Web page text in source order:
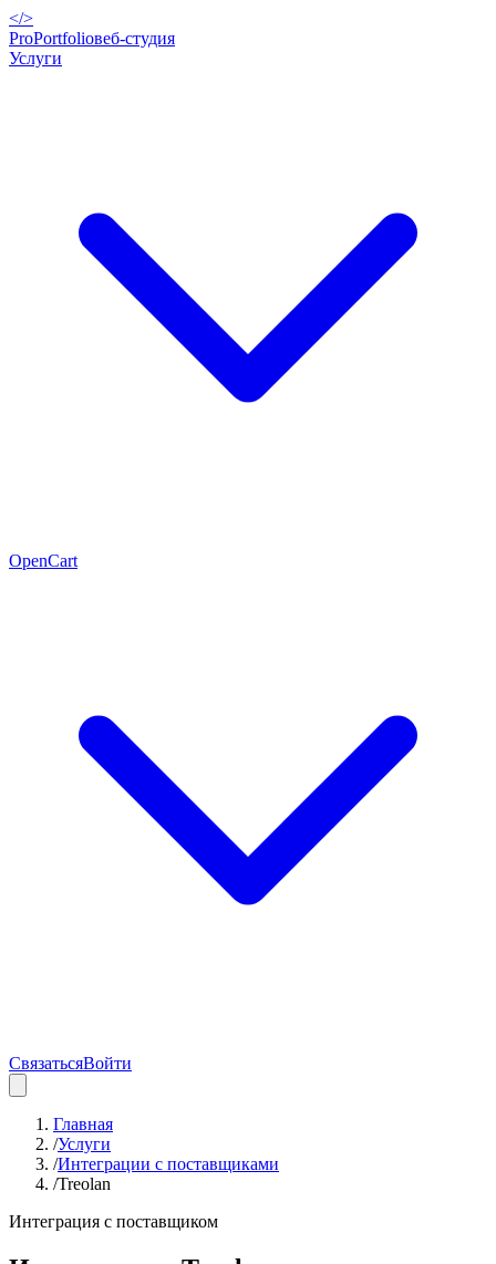
</>
ProPortfolioвеб-студия
Услуги
OpenCart
СвязатьсяВойти
Главная
/Услуги
/Интеграции с поставщиками
/Treolan
Интеграция с поставщиком